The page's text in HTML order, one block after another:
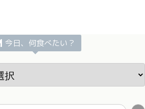
今日、何食べたい？